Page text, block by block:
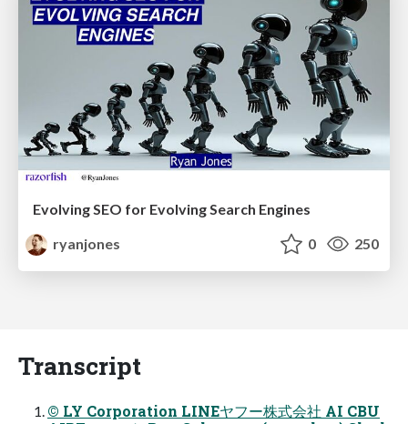
Evolving SEO for Evolving Search Engines
ryanjones
0 250
Transcript
© LY Corporation LINEヤフー株式会社 AI CBU